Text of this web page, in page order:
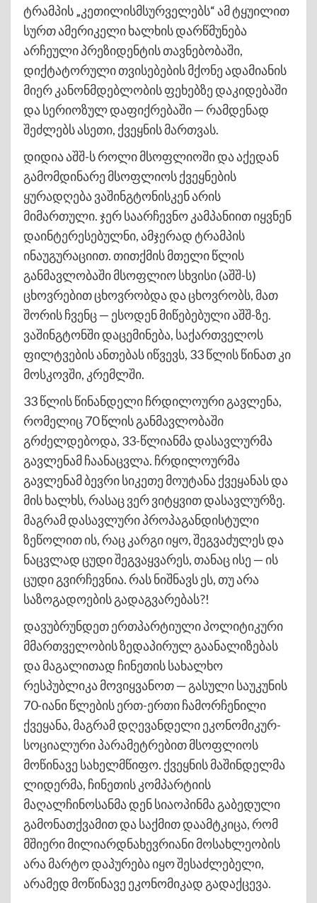
ტრამპის „კეთილისმსურველებს“ ამ ტყუილით
სურთ ამერიკელი ხალხის დარწმუნება
არჩეული პრეზიდენტის თავნებობაში,
დიქტატორული თვისებების მქონე ადამიანის
მიერ კანონმდებლობის ფეხებზე დაკიდებაში
და სერიოზულ დაფიქრებაში — რამდენად
შეძლებს ასეთი, ქვეყნის მართვას.
დიდია აშშ-ს როლი მსოფლიოში და აქედან
გამომდინარე მსოფლიოს ქვეყნების
ყურადღება ვაშინგტონისკენ არის
მიმართული. ჯერ საარჩევნო კამპანიით იყვნენ
დაინტერესებულნი, ამჯერად ტრამპის
ინაუგურაციით. თითქმის მთელი წლის
განმავლობაში მსოფლიო სხვისი (აშშ-ს)
ცხოვრებით ცხოვრობდა და ცხოვრობს, მათ
შორის ჩვენც — ესოდენ მიწებებული აშშ-ზე.
ვაშინგტონში დაცემინება, საქართველოს
ფილტვების ანთებას იწვევს, 33 წლის წინათ კი
მოსკოვში, კრემლში.
33 წლის წინანდელი ჩრდილოური გავლენა,
რომელიც 70 წლის განმავლობაში
გრძელდებოდა, 33-წლიანმა დასავლურმა
გავლენამ ჩაანაცვლა. ჩრდილოურმა
გავლენამ ბევრი სიკეთე მოუტანა ქვეყანას და
მის ხალხს, რასაც ვერ ვიტყვით დასავლურზე.
მაგრამ დასავლური პროპაგანდისტული
ზეწოლით ის, რაც კარგი იყო, შეგვაძულეს და
ნაცვლად ცუდი შეგვაყვარეს, თანაც ისე — ის
ცუდი გვირჩევნია. რას ნიშნავს ეს, თუ არა
საზოგადოების გადაგვარებას?!
დავუბრუნდეთ ერთპარტიული პოლიტიკური
მმართველობის ზედაპირულ გაანალიზებას
და მაგალითად ჩინეთის სახალხო
რესპუბლიკა მოვიყვანოთ — გასული საუკუნის
70-იანი წლების ერთ-ერთი ჩამორჩენილი
ქვეყანა, მაგრამ დღევანდელი ეკონომიკურ-
სოციალური პარამეტრებით მსოფლიოს
მოწინავე სახელმწიფო. ქვეყნის მაშინდელმა
ლიდერმა, ჩინეთის კომპარტიის
მაღალჩინოსანმა დენ სიაოპინმა გაბედული
გამონათქვამით და საქმით დაამტკიცა, რომ
მშიერი მილიარდნახევრიანი მოსახლეობის
არა მარტო დაპურება იყო შესაძლებელი,
არამედ მოწინავე ეკონომიკად გადაქცევა.